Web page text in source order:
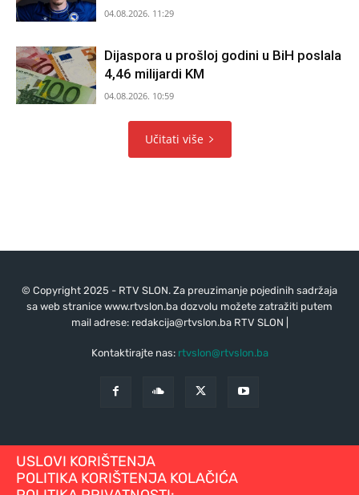
04.08.2026. 11:29
Dijaspora u prošloj godini u BiH poslala
4,46 milijardi KM
04.08.2026. 10:59
Učitati više
© Copyright 2025 - RTV SLON. Za preuzimanje pojedinih sadržaja
sa web stranice www.rtvslon.ba dozvolu možete zatražiti putem
mail adrese: redakcija@rtvslon.baRTV SLON |
Kontaktirajte nas: rtvslon@rtvslon.ba
USLOVI KORIŠTENJA
POLITIKA KORIŠTENJA KOLAČIĆA